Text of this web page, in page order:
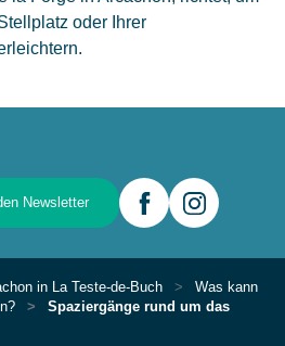
oder Ihrer
Newsletter
in La Teste-de-Buch
Was kann
Spaziergänge rund um das